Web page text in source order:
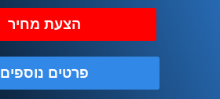
הצעת מחיר
פרטים נוספים